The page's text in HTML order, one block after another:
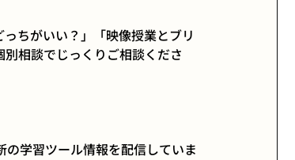
ちがいい？」「映像授業とブリ
相談でじっくりご相談くださ
学習ツール情報を配信していま